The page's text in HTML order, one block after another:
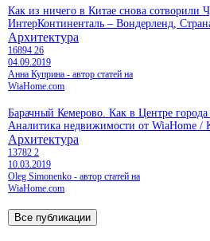
Как из ничего в Китае снова сотворили
ИнтерКонтиненталь – Вондерленд,
Архитектура
16894 26
04.09.2019
Анна Куприна - автор статей на
WiaHome.com
Барачный Кемерово. Как в Центре
Аналитика недвижимости от WiaHome /
Архитектура
13782 2
10.03.2019
Oleg Simonenko - автор статей на
WiaHome.com